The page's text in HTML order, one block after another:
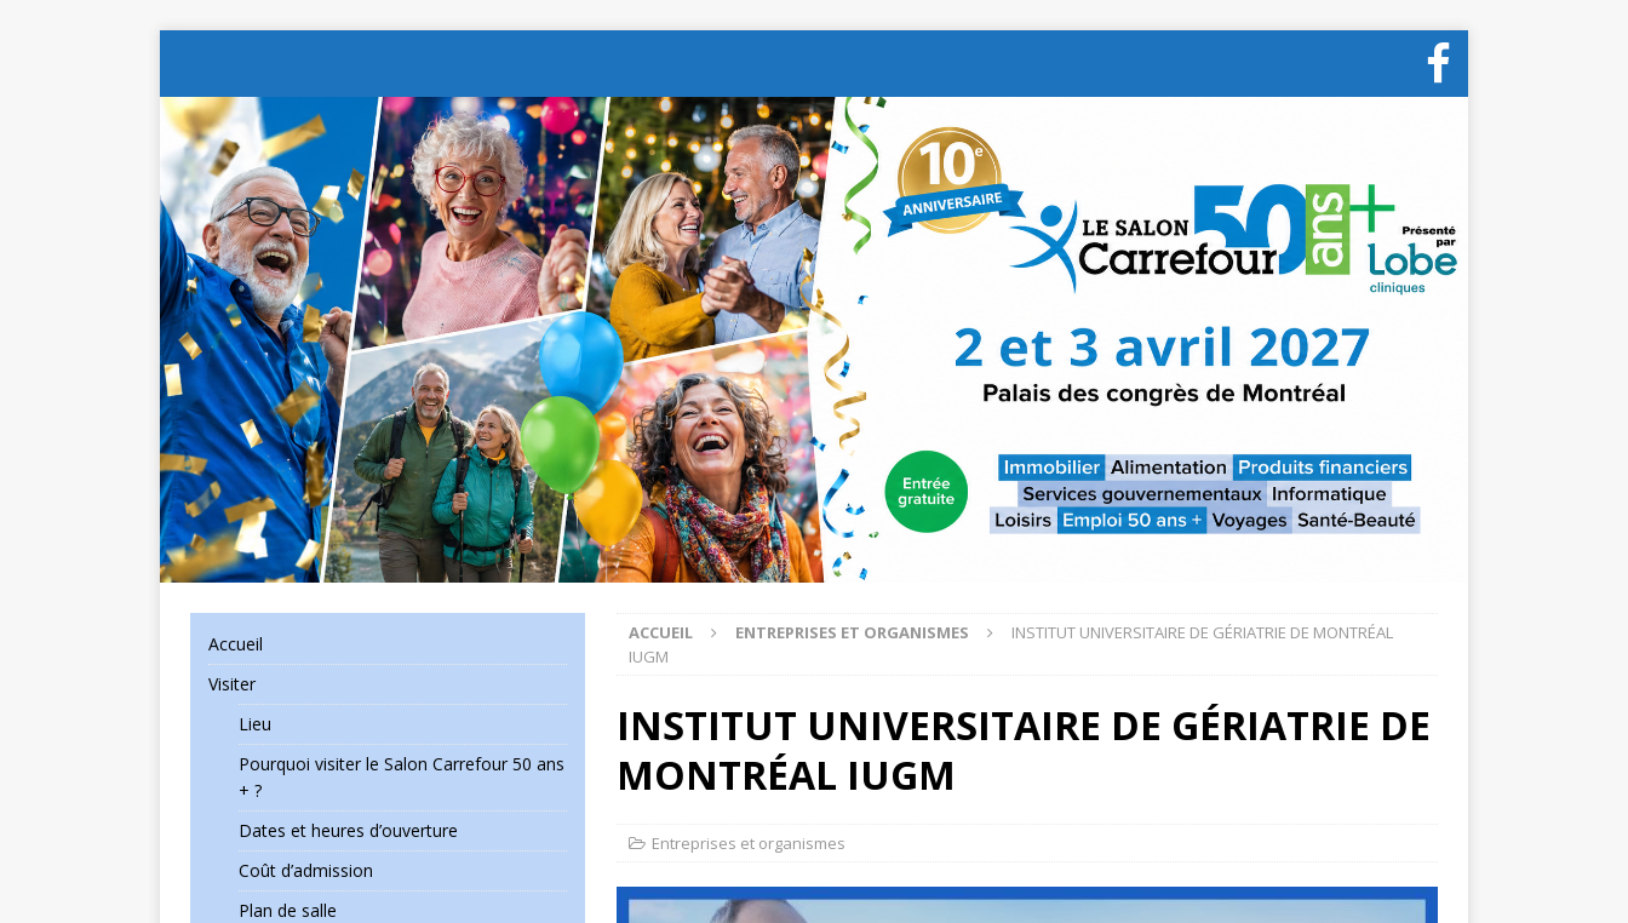
ACCUEIL ENTREPRISES ET ORGANISMES
INSTITUT UNIVERSITAIRE DE GÉRIATRIE DE MONTRÉAL
IUGM
INSTITUT UNIVERSITAIRE DE GÉRIATRIE DE
MONTRÉAL IUGM
Entreprises et organismes
Accueil
Visiter
Lieu
Pourquoi visiter le Salon Carrefour 50 ans
+ ?
Dates et heures d’ouverture
Coût d’admission
Plan de salle